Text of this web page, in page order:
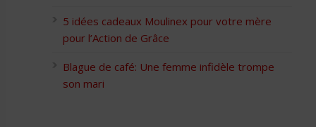
5 idées cadeaux Moulinex pour votre mère
pour l’Action de Grâce
Blague de café: Une femme infidèle trompe
son mari